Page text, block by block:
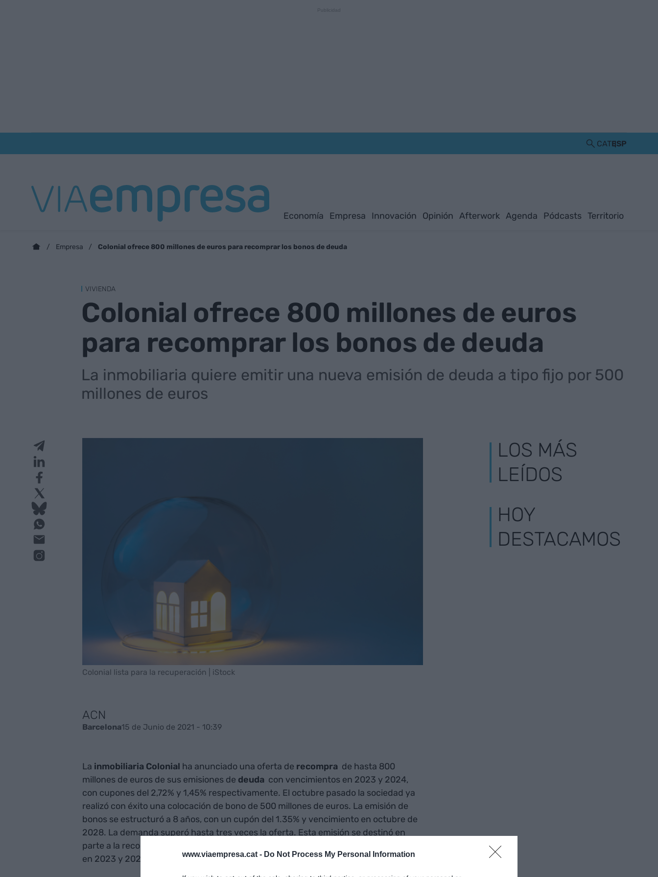
www.viaempresa.cat - Do Not Process My Personal Information
CATESP
Economía Empresa Innovación Opinión Afterwork Agenda Pódcasts Territorio
Empresa Colonial ofrece 800 millones de euros para recomprar los bonos de deuda
VIVIENDA
Colonial ofrece 800 millones de euros
para recomprar los bonos de deuda
La inmobiliaria quiere emitir una nueva emisión de deuda a tipo fijo por 500
millones de euros
Colonial lista para la recuperación | iStock
ACN
Barcelona15 de Junio de 2021 - 10:39
La inmobiliaria Colonial ha anunciado una oferta de recompra de hasta 800
millones de euros de sus emisiones de deuda con vencimientos en 2023 y 2024,
con cupones del 2,72% y 1,45% respectivamente. El octubre pasado la sociedad ya
realizó con éxito una colocación de bono de 500 millones de euros. La emisión de
bonos se estructuró a 8 años, con un cupón del 1.35% y vencimiento en octubre de
2028. La demanda superó hasta tres veces la oferta. Esta emisión se destinó en
parte a la recompra de 300 millones de euros de las emisiones con vencimiento
en 2023 y 2024.
LOS MÁS
LEÍDOS
HOY
DESTACAMOS